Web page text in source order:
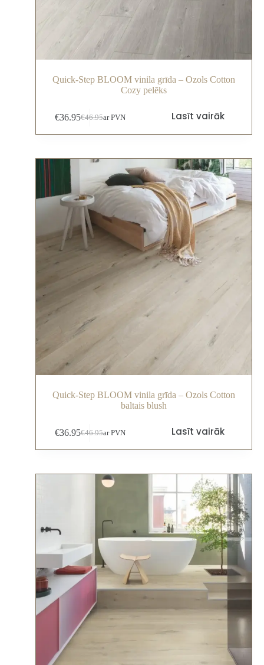
Quick-Step BLOOM vinila grīda – Ozols Cotton
Cozy pelēks
€46.95
€36.95 ar PVN Lasīt vairāk
Quick-Step BLOOM vinila grīda – Ozols Cotton
baltais blush
€46.95
€36.95 ar PVN Lasīt vairāk